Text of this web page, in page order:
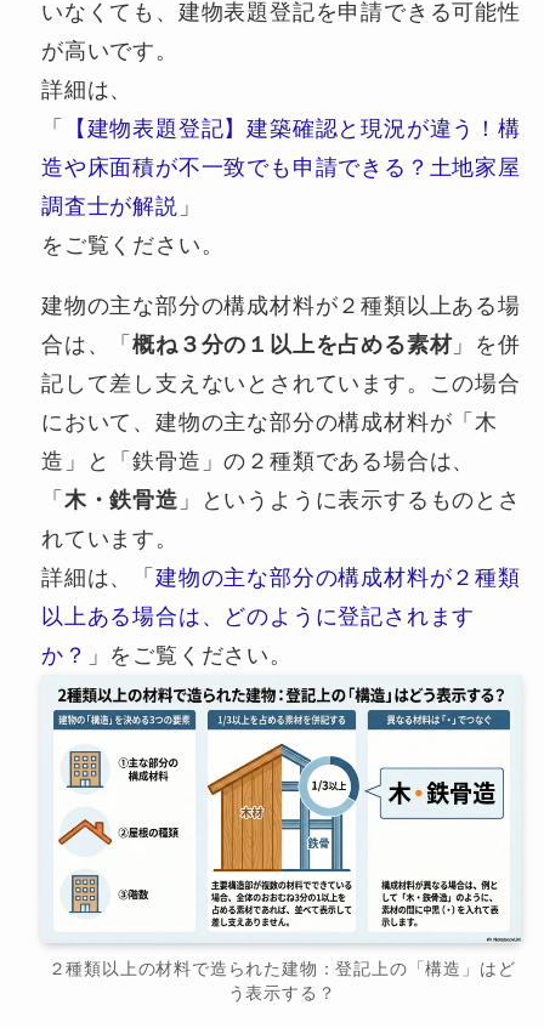
いなくても、建物表題登記を申請できる可能性
が高いです。
詳細は、
「
【建物表題登記】建築確認と現況が違う！構
造や床面積が不一致でも申請できる？土地家屋
調査士が解説 」
をご覧ください。
建物の主な部分の構成材料が２種類以上ある場
合は、「概ね３分の１以上を占める素材」を併
記して差し支えないとされています。この場合
において、建物の主な部分の構成材料が「木
造」と「鉄骨造」の２種類である場合は、
「 木・鉄骨造 」というように表示するものとさ
れています。
詳細は、「 建物の主な部分の構成材料が２種類
以上ある場合は、どのように登記されます
か？ 」をご覧ください。
２種類以上の材料で造られた建物：登記上の「構造」はど
う表示する？